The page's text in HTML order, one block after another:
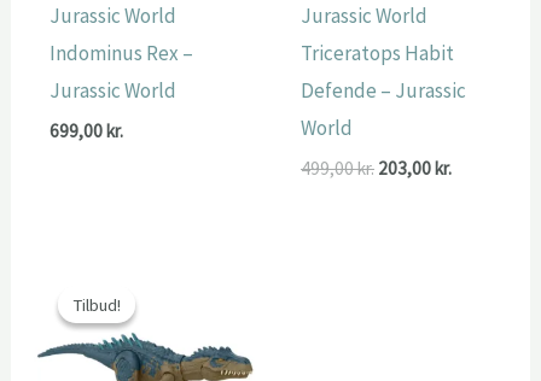
Jurassic World
Indominus Rex –
Jurassic World
699,00 kr.
Jurassic World
Triceratops Habit
Defende – Jurassic
World
499,00kr. Den
203,00 kr.Den
Tilbud!
Tilbud!